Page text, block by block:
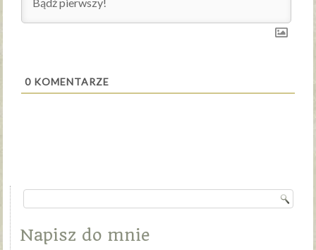
0 KOMENTARZE
Napisz do mnie